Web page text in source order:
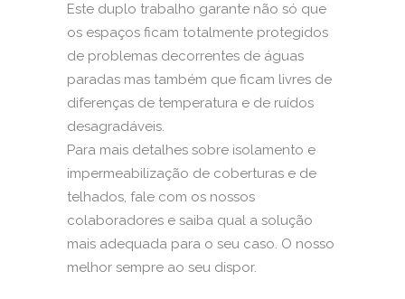
Este duplo trabalho garante não só que
os espaços ficam totalmente protegidos
de problemas decorrentes de águas
paradas mas também que ficam livres de
diferenças de temperatura e de ruídos
desagradáveis.
Para mais detalhes sobre isolamento e
impermeabilização de coberturas e de
telhados, fale com os nossos
colaboradores e saiba qual a solução
mais adequada para o seu caso. O nosso
melhor sempre ao seu dispor.